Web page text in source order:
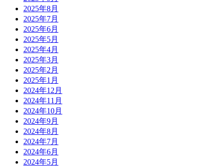
2025年8月
2025年7月
2025年6月
2025年5月
2025年4月
2025年3月
2025年2月
2025年1月
2024年12月
2024年11月
2024年10月
2024年9月
2024年8月
2024年7月
2024年6月
2024年5月